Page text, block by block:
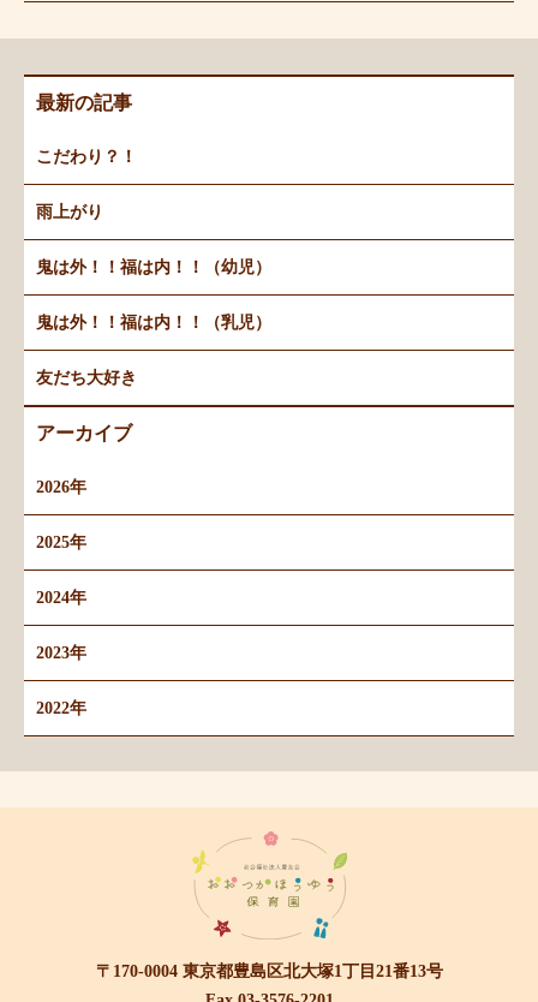
最新の記事
こだわり？！
雨上がり
鬼は外！！福は内！！（幼児）
鬼は外！！福は内！！（乳児）
友だち大好き
アーカイブ
2026年
2025年
2024年
2023年
2022年
〒170-0004 東京都豊島区北大塚1丁目21番13号